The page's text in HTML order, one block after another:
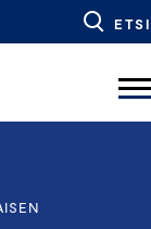
ETSI